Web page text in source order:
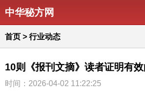
中华秘方网
首页 > 行业动态
10则《报刊文摘》读者证明有
时间：2026-04-02 11:22:25